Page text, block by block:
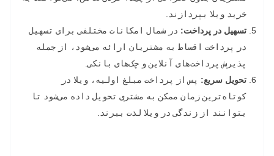
خرید ویلا بپردازند.
تسهیل در پرداخت: در شمال امکانات مختلفی برای تسهیل
در پرداخت اقساط به مشتریان ارائه می‌شود، از جمله
پذیرش پرداخت‌های آنلاین و چک‌های بانکی.
تحویل سریع: پس از پرداخت مبلغ اولیه، ویلا در
کوتاه‌ترین زمان ممکن به مشتری تحویل داده می‌شود تا
بتوانند از زندگی در ویلا لذت ببرند.